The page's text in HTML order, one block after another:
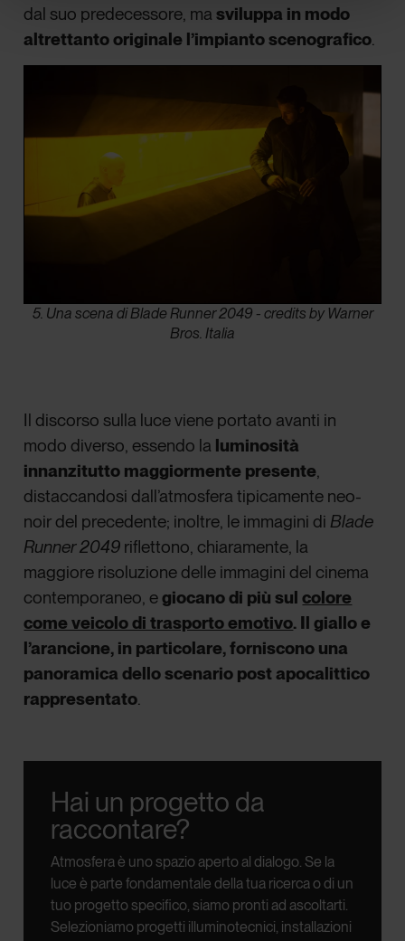
dal suo predecessore, masviluppa in modo
altrettanto originale l’impianto scenografico.
5. Una scena di Blade Runner 2049 - credits by Warner
Bros. Italia
Il discorso sulla luce viene portato avanti in
modo diverso, essendo la luminosità
innanzitutto maggiormente presente,
distaccandosi dall’atmosfera tipicamente neo-
noir del precedente; inoltre, le immagini diBlade
Runner 2049 riflettono, chiaramente, la
maggiore risoluzione delle immagini del cinema
contemporaneo, egiocano di più sulcolore
come veicolo di trasporto emotivo. Il giallo e
l’arancione, in particolare, forniscono una
panoramica dello scenario post apocalittico
rappresentato.
Hai un progetto da
raccontare?
Atmosfera è uno spazio aperto al dialogo.Se la
luce è parte fondamentale della tua ricerca o di un
tuo progetto specifico, siamo pronti ad ascoltarti.
Selezioniamo progetti illuminotecnici, installazioni